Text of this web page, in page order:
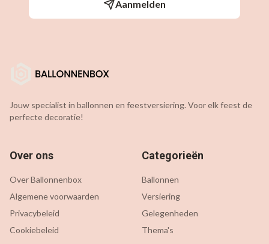
Aanmelden
Jouw specialist in ballonnen en feestversiering. Voor elk feest de
perfecte decoratie!
Over ons
Over Ballonnenbox
Algemene voorwaarden
Privacybeleid
Cookiebeleid
Categorieën
Ballonnen
Versiering
Gelegenheden
Thema's